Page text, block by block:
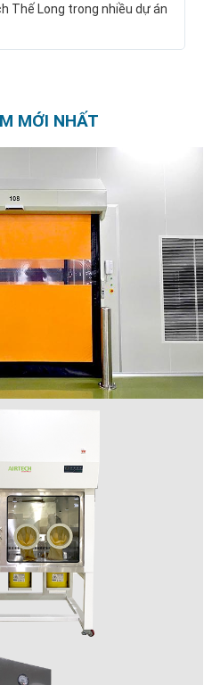
Thế Long trong nhiều dự án
MỚI NHẤT